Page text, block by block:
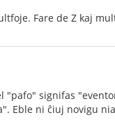
Fare de Z kaj
signifas
Eble ni ĉiuj novigu